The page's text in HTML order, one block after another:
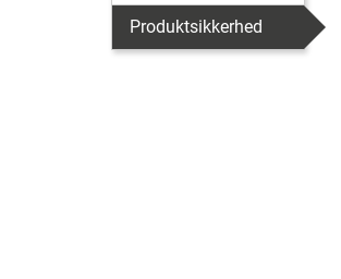
Produktsikkerhed